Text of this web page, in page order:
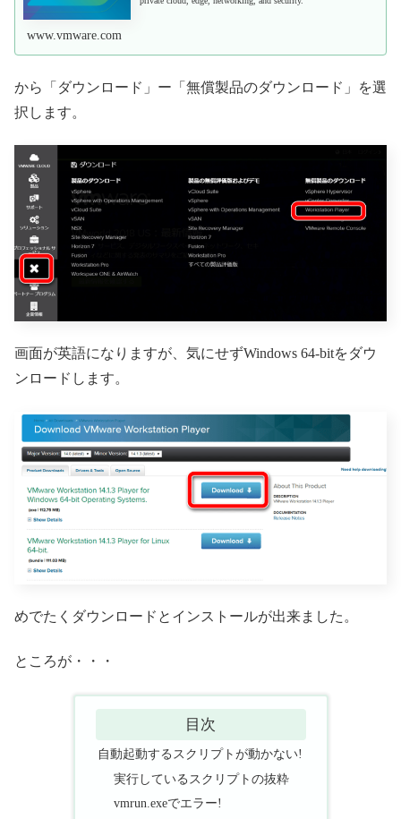
www.vmware.com
から「ダウンロード」ー「無償製品のダウンロード」を選
択します。
画面が英語になりますが、気にせずWindows 64-bitをダウ
ンロードします。
めでたくダウンロードとインストールが出来ました。
ところが・・・
目次
自動起動するスクリプトが動かない!
実行しているスクリプトの抜粋
vmrun.exeでエラー!